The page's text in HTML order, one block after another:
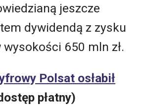
jeszcze
dywidendą z zysku
wysokości 650 mln zł.
Polsat osłabił
płatny)